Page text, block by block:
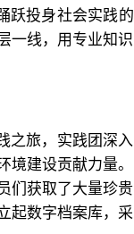
跃投身社会实践的
一线，用专业知识
之旅，实践团深入
建设贡献力量。
们获取了大量珍贵
起数字档案库，采